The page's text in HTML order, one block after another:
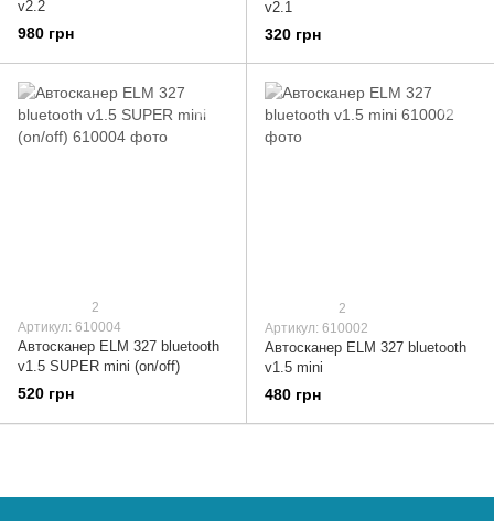
v2.2
980 грн
v2.1
320 грн
2
Артикул: 610004
Автосканер ELM 327 bluetooth
v1.5 SUPER mini (on/off)
520 грн
2
Артикул: 610002
Автосканер ELM 327 bluetooth
v1.5 mini
480 грн